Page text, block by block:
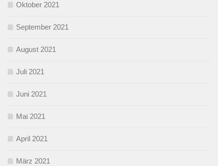
Oktober 2021
September 2021
August 2021
Juli 2021
Juni 2021
Mai 2021
April 2021
März 2021